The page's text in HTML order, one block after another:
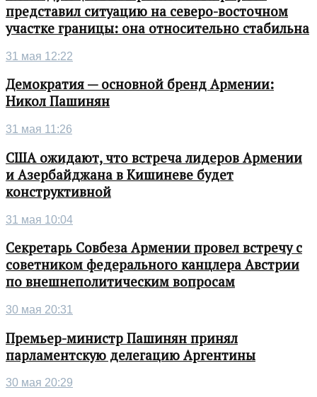
представил ситуацию на северо-восточном
участке границы: она относительно стабильна
31 мая 12:22
Демократия — основной бренд Армении:
Никол Пашинян
31 мая 11:26
США ожидают, что встреча лидеров Армении
и Азербайджана в Кишиневе будет
конструктивной
31 мая 10:04
Секретарь Совбеза Армении провел встречу с
советником федерального канцлера Австрии
по внешнеполитическим вопросам
30 мая 20:31
Премьер-министр Пашинян принял
парламентскую делегацию Аргентины
30 мая 20:29